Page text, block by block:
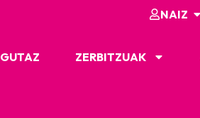
NAIZ
GUTAZ ZERBITZUAK